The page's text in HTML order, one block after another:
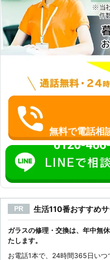
無料で電話相
0120-
PR 生活110番おすすめ
ガラスの修理・交換は、年中無
たします。
お電話1本で、24時間365日い